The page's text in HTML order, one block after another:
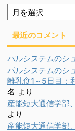
月
別
最近のコメント
パルシステムのシ
パルシステムのシ
離乳食1～5日目：
名 より
産能短大通信学部
より
産能短大通信学部